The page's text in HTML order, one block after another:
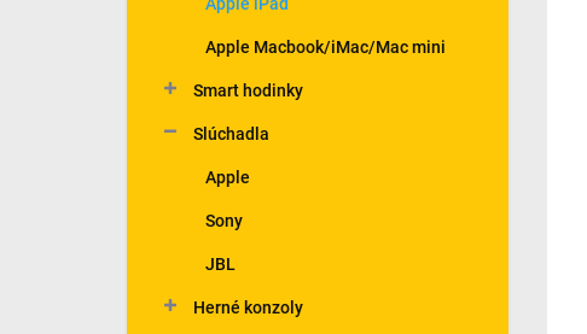
Apple Macbook/iMac/Mac mini
Smart hodinky
Slúchadla
Apple
Sony
JBL
Herné konzoly